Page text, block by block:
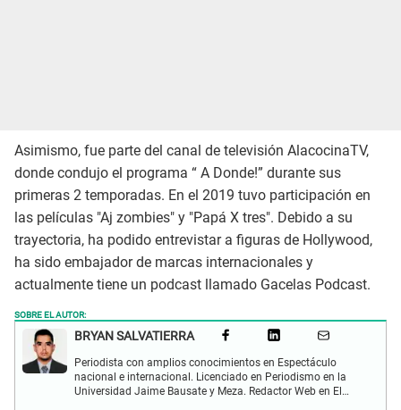
Asimismo, fue parte del canal de televisión AlacocinaTV,
donde condujo el programa “ A Donde!” durante sus
primeras 2 temporadas. En el 2019 tuvo participación en
las películas "Aj zombies" y "Papá X tres". Debido a su
trayectoria, ha podido entrevistar a figuras de Hollywood,
ha sido embajador de marcas internacionales y
actualmente tiene un podcast llamado Gacelas Podcast.
SOBRE EL AUTOR:
BRYAN SALVATIERRA
Periodista con amplios conocimientos en Espectáculo
nacional e internacional. Licenciado en Periodismo en la
Universidad Jaime Bausate y Meza. Redactor Web en El